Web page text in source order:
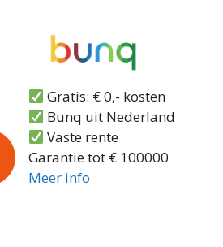
Gratis: € 0,- kosten
Bunq uit Nederland
Vaste rente
Garantie tot € 100000
Meer info